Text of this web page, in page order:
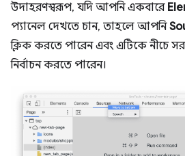
উদাহরণস্বরূপ, যদি আপনি একবারে
প্যানেল দেখতে চান, তাহলে আপনি
ক্লিক করতে পারেন এবং এটিকে নীচে
নির্বাচন করতে পারেন।